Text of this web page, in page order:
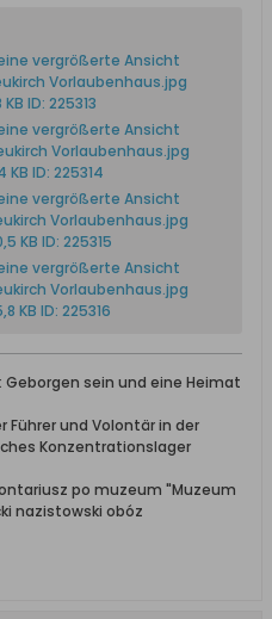
sein und eine Heimat
Führer und Volontär in der
Konzentrationslager
po muzeum "Muzeum
nazistowski obóz